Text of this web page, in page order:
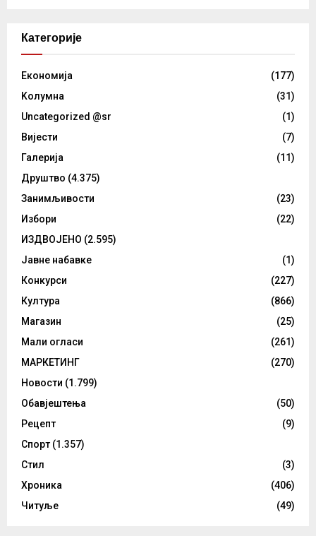
Категорије
Eкономија
(177)
Kолумнa
(31)
Uncategorized @sr
(1)
Вијести
(7)
Галерија
(11)
Друштво (4.375)
Занимљивости
(23)
Избори
(22)
ИЗДВОЈЕНО (2.595)
Јавне набавке
(1)
Конкурси
(227)
Култура
(866)
Магазин
(25)
Мали огласи
(261)
МАРКЕТИНГ
(270)
Новости (1.799)
Обавјештења
(50)
Рецепт
(9)
Спорт (1.357)
Стил
(3)
Хроника
(406)
Читуље
(49)